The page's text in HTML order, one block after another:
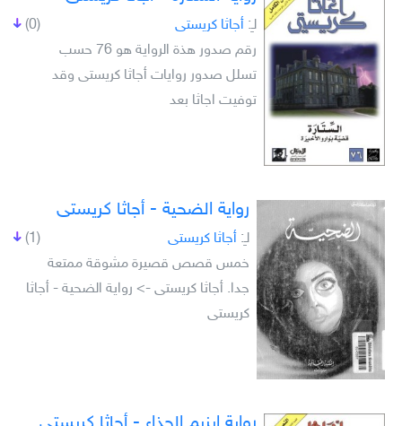
(0) لـِ: أجاثا كريستى
رقم صدور هذة الرواية هو 76 حسب
تسلل صدور روايات أجاثا كريستى وقد
توفيت اجاثا بعد
رواية الضحية - أجاثا كريستى
(1) لـِ: أجاثا كريستى
خمس قصص قصيرة مشوقة ممتعة
جدا. أجاثا كريستى -> رواية الضحية - أجاثا
كريستى